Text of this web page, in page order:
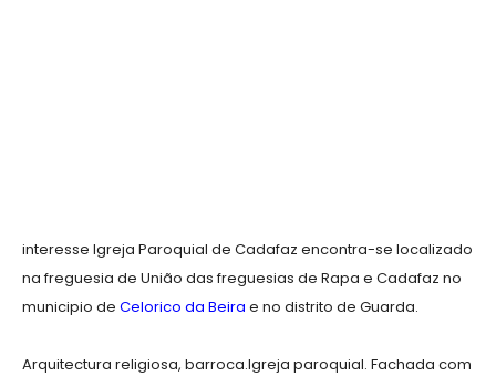
interesse Igreja Paroquial de Cadafaz encontra-se localizado
na freguesia de União das freguesias de Rapa e Cadafaz no
municipio de Celorico da Beira e no distrito de Guarda.
Arquitectura religiosa, barroca.Igreja paroquial. Fachada com